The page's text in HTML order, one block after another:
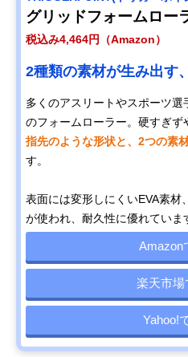
グリッドフォームロー
税込み4,464円（Amazon）
2種類の素材が生み出す
多くのアスリートやスポーツ
のフォームローラー。硬すぎず
指先のような形状と、2つの素
す。
表面には変形しにくいEVA素材
が使われ、耐久性に優れていま
Amazon
楽天市場
Yahoo!